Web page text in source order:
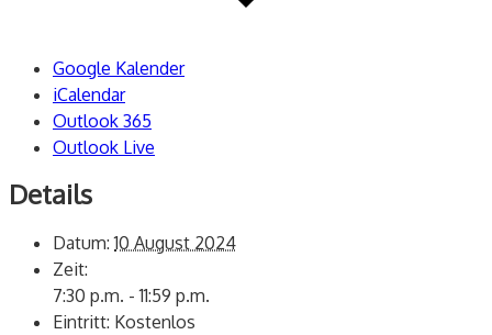
Google Kalender
iCalendar
Outlook 365
Outlook Live
Details
Datum: 10 August 2024
Zeit:
7:30 p.m. - 11:59 p.m.
Eintritt: Kostenlos